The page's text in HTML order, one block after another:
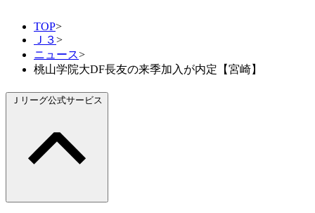
TOP>
Ｊ３>
ニュース>
桃山学院大DF長友の来季加入が内定【宮崎】
Ｊリーグ公式サービス